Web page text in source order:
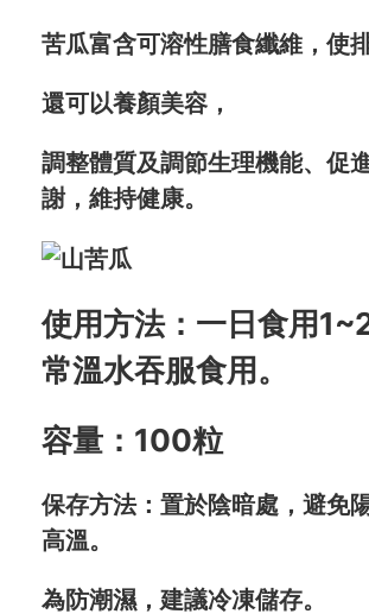
苦瓜富含可溶性膳食纖維，使
還可以養顏美容，
調整體質及調節生理機能、促
謝，維持健康。
使用方法：一日食用
常溫水吞服食用。
容量 ： 100粒
保存方法：置於陰暗處，避免
高溫。
為防潮濕，建議冷凍儲存。